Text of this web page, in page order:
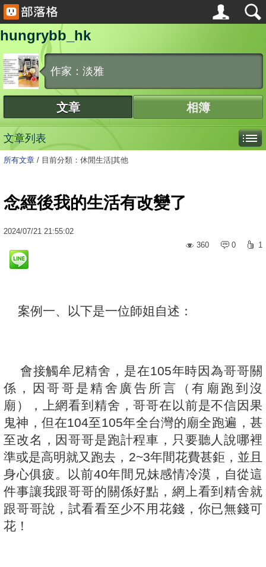
hungrybb_hk
作家：淡雅
文章 相簿
文章列表
所有文章 / 目前分類：休閒生活|其他
念經後我的生活有改變了
2024/07/21 21:55:02
360
0 1
案例一、以下是一位師姐自述：
會接觸牟尼精舍，是在105年時因為哥哥關
係，因哥哥是精舍廣告所言（有廟跑到沒
廟），上網看到精舍，哥哥在以前是不信因果
鬼神，但在104至105年全台灣的廟全跑遍，甚
至改名，因哥哥是跑計程車，只要聽人說哪裡
準或是高明就又跑去，2~3年間花費甚鉅，並且
身心俱疲。以前40年間兄妹感情冷漠，自從這
件事讓我跟哥哥的關係好點，網上看到精舍就
跟哥哥說，試看看至少不用花錢，你已無錢可
花！